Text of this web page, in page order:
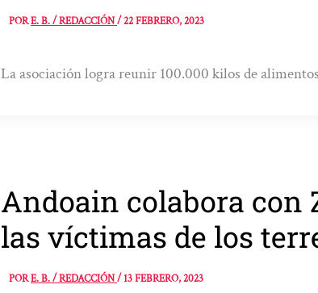
PORE. B. / REDACCIÓN/22 FEBRERO, 2023
La asociación logra reunir 100.000 kilos de
Andoain colabora con
las víctimas de los
PORE. B. / REDACCIÓN/13 FEBRERO, 2023